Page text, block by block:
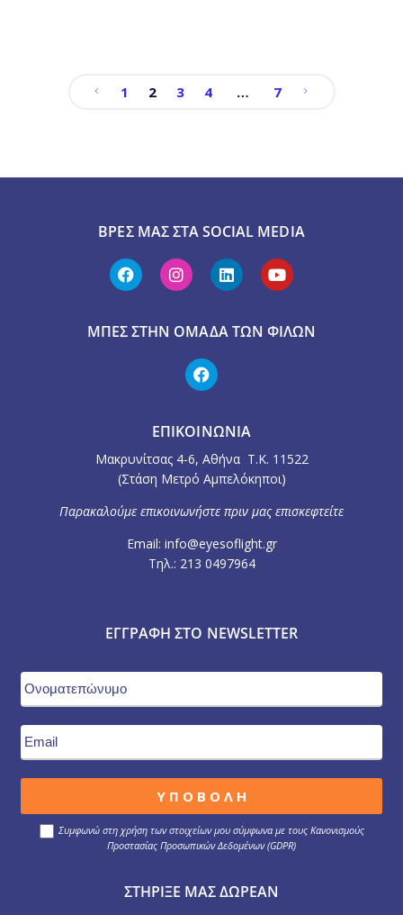
1 2 3 4 … 7
ΒΡΕΣ ΜΑΣ ΣΤΑ SOCIAL MEDIA
ΜΠΕΣ ΣΤΗΝ ΟΜΆΔΑ ΤΩΝ ΦΊΛΩΝ
ΕΠΙΚΟΙΝΩΝΙΑ
Μακρυνίτσας 4-6, Αθήνα Τ.Κ. 11522
(Στάση Μετρό Αμπελόκηποι)
Παρακαλούμε επικοινωνήστε πριν μας επισκεφτείτε
Email: info@eyesoflight.gr
Τηλ.: 213 0497964
ΕΓΓΡΑΦΉ ΣΤΟ NEWSLETTER
Συμφωνώ στη χρήση των στοιχείων μου σύμφωνα με τους Κανονισμούς
Προστασίας Προσωπικών Δεδομένων (GDPR)
ΣΤΉΡΙΞΕ ΜΑΣ ΔΩΡΕΆΝ